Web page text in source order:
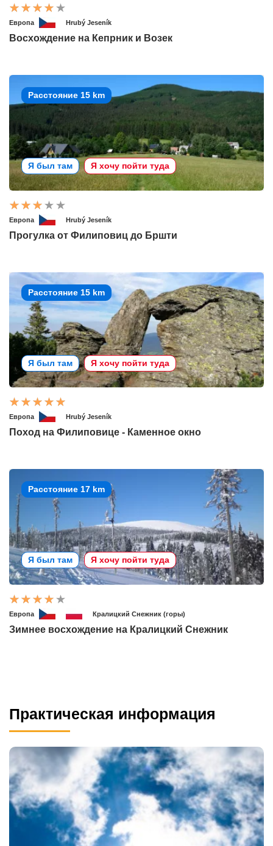
Европа Hrubý Jeseník
Восхождение на Кепрник и Возек
Расстояние 15 km
Я был там Я хочу пойти туда
Европа Hrubý Jeseník
Прогулка от Филиповиц до Бршти
Расстояние 15 km
Я был там Я хочу пойти туда
Европа Hrubý Jeseník
Поход на Филиповице - Каменное окно
Расстояние 17 km
Я был там Я хочу пойти туда
Европа Кралицкий Снежник (горы)
Зимнее восхождение на Кралицкий Снежник
Практическая информация